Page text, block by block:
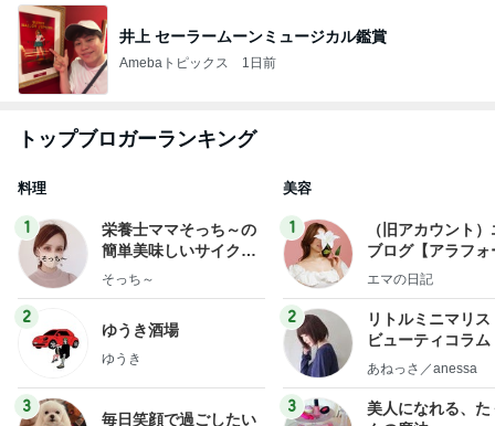
井上 セーラームーンミュージカル鑑賞
Amebaトピックス 1日前
トップブロガーランキング
料理
1
栄養士ママそっち～の
簡単美味しいサイクル
献立
そっち～
2
ゆうき酒場
ゆうき
3
毎日笑顔で過ごしたい
美容
1
（旧アカウント
ブログ【アラフォ
社売却セカンドラ
エマの日記
2
リトルミニマリス
ビューティコラ
little
あねっさ／anessa
3
美人になれる、た